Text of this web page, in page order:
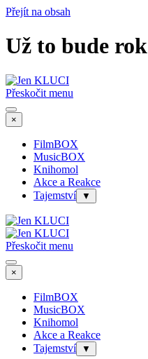
Přejít na obsah
Už to bude rok
Přeskočit menu
×
FilmBOX
MusicBOX
Knihomol
Akce a Reakce
Tajemství
▼
Přeskočit menu
×
FilmBOX
MusicBOX
Knihomol
Akce a Reakce
Tajemství
▼